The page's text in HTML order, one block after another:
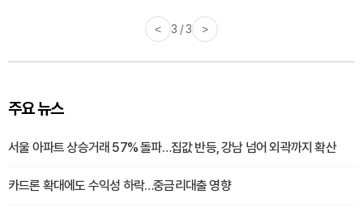
< 3 / 3 >
주요 뉴스
서울 아파트 상승거래 57% 돌파…집값 반등, 강남 넘어 외곽까지 확산
카드론 확대에도 수익성 하락…중금리대출 영향